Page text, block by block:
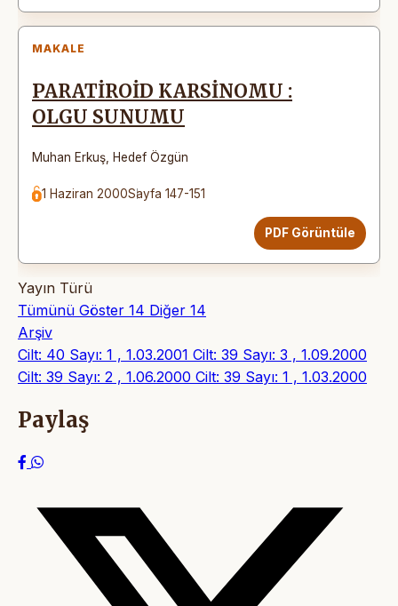
MAKALE
PARATİROİD KARSİNOMU :
OLGU SUNUMU
Muhan Erkuş Hedef Özgün
1 Haziran 2000Sayfa 147-151
PDF Görüntüle
Yayın Türü
Tümünü Göster 14 Diğer 14
Arşiv
Cilt: 40 Sayı: 1 , 1.03.2001 Cilt: 39 Sayı: 3 , 1.09.2000
Cilt: 39 Sayı: 2 , 1.06.2000 Cilt: 39 Sayı: 1 , 1.03.2000
Paylaş